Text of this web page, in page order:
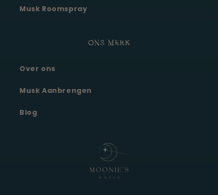
Musk Roomspray
ONS MERK
Over ons
Musk Aanbrengen
Blog